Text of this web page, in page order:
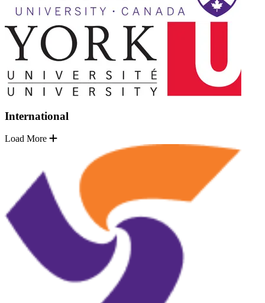
International
Load More